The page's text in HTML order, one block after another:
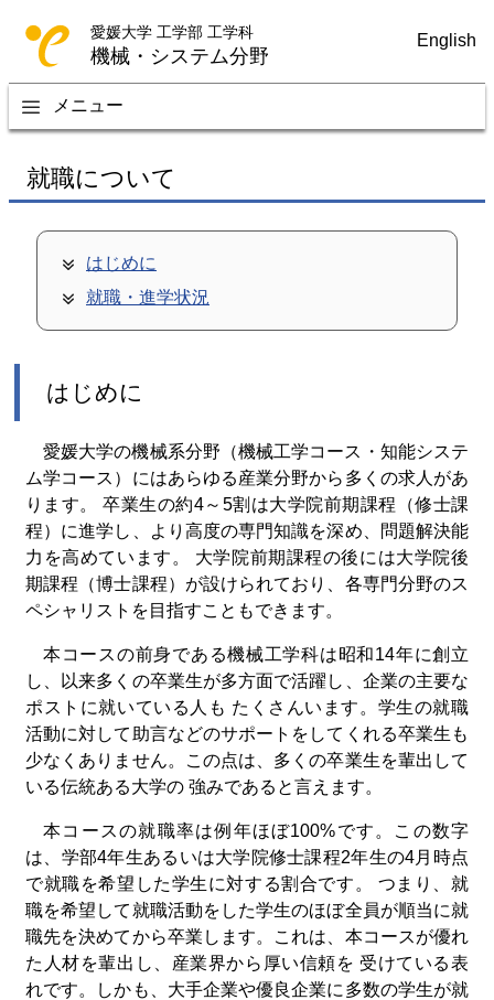
English
愛媛大学 工学部 工学科
機械・システム分野
メニュー
就職について
はじめに
就職・進学状況
はじめに
愛媛大学の機械系分野（機械工学コース・知能システ
ム学コース）にはあらゆる産業分野から多くの求人があ
ります。 卒業生の約4～5割は大学院前期課程（修士課
程）に進学し、より高度の専門知識を深め、問題解決能
力を高めています。 大学院前期課程の後には大学院後
期課程（博士課程）が設けられており、各専門分野のス
ペシャリストを目指すこともできます。
本コースの前身である機械工学科は昭和14年に創立
し、以来多くの卒業生が多方面で活躍し、企業の主要な
ポストに就いている人も たくさんいます。学生の就職
活動に対して助言などのサポートをしてくれる卒業生も
少なくありません。この点は、多くの卒業生を輩出して
いる伝統ある大学の 強みであると言えます。
本コースの就職率は例年ほぼ100%です。この数字
は、学部4年生あるいは大学院修士課程2年生の4月時点
で就職を希望した学生に対する割合です。 つまり、就
職を希望して就職活動をした学生のほぼ全員が順当に就
職先を決めてから卒業します。これは、本コースが優れ
た人材を輩出し、産業界から厚い信頼を 受けている表
れです。しかも、大手企業や優良企業に多数の学生が就